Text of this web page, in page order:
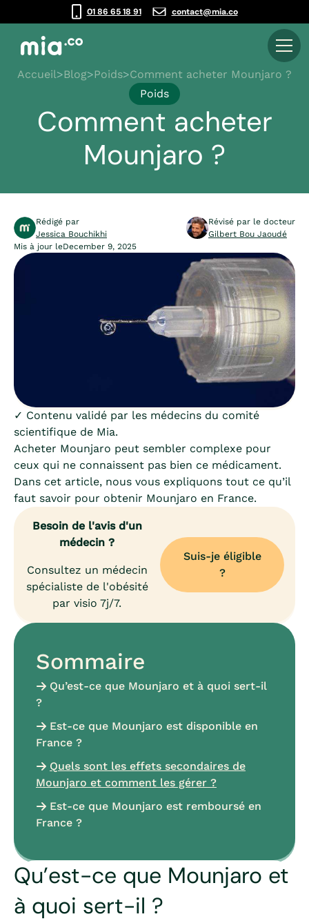
01 86 65 18 91 contact@mia.co
Accueil>Blog>Poids>Comment acheter Mounjaro ?
Poids
Comment acheter
Mounjaro ?
Rédigé par
Jessica Bouchikhi
Révisé par le docteur
Gilbert Bou Jaoudé
Mis à jour leDecember 9, 2025
✓ Contenu validé par les médecins du comité
scientifique de Mia.
Acheter Mounjaro peut sembler complexe pour
ceux qui ne connaissent pas bien ce médicament.
Dans cet article, nous vous expliquons tout ce qu’il
faut savoir pour obtenir Mounjaro en France.
Besoin de l'avis d'un
médecin ?
Suis-je éligible
?
Consultez un médecin
spécialiste de l'obésité
par visio 7j/7.
Sommaire
Qu’est-ce que Mounjaro et à quoi sert-il
?
Est-ce que Mounjaro est disponible en
France ?
Quels sont les effets secondaires de
Mounjaro et comment les gérer ?
Est-ce que Mounjaro est remboursé en
France ?
Qu’est-ce que Mounjaro et
à quoi sert-il ?